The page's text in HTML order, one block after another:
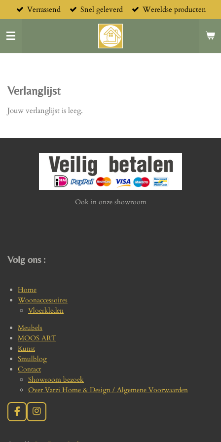
direct
naar
de
hoofdinhoud
Verrassend Snel geleverd Wereldse producten
Verlanglijst
Jouw verlanglijst is leeg.
Ook in onze showroom
Volg ons :
Home
Woonaccessoires
Vloerkleden
Meubels
MOOS ART
Kunst
Smulblog
Contact
Showroom bezoek
Over Varzi Home & Design / Algemene Voorwaarden
F
a
I
n